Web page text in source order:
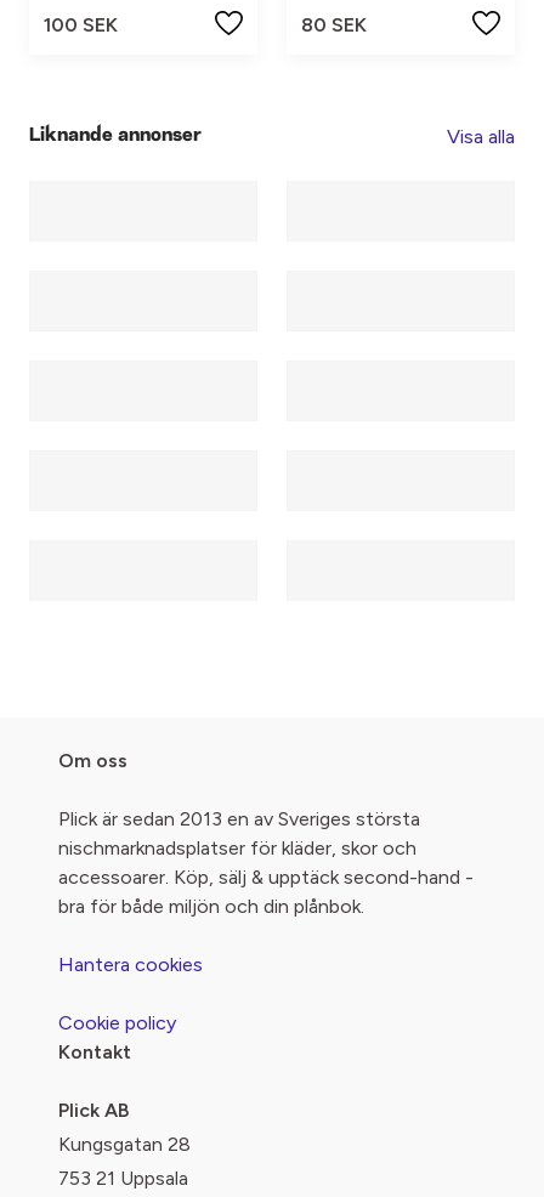
100 SEK
80 SEK
Liknande annonser Visa alla
Om oss
Plick är sedan 2013 en av Sveriges största
nischmarknadsplatser för kläder, skor och
accessoarer. Köp, sälj & upptäck second-hand -
bra för både miljön och din plånbok.
Hantera cookies
Cookie policy
Kontakt
Plick AB
Kungsgatan 28
753 21 Uppsala